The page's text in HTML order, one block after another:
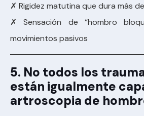
✗ Rigidez matutina que dura más
✗ Sensación de “hombro
movimientos pasivos
5. No todos los
están igualmente
artroscopia de